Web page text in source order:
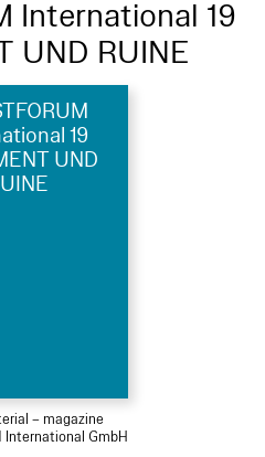
International 19
UND RUINE
19
UND
– magazine
International GmbH